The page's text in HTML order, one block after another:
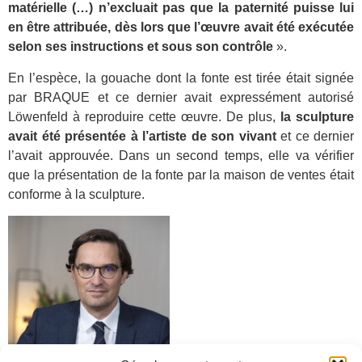
matérielle (…) n’excluait pas que la paternité puisse lui
en être attribuée, dès lors que l’œuvre avait été exécutée
selon ses instructions et sous son contrôle ».
En l’espèce, la gouache dont la fonte est tirée était signée
par BRAQUE et ce dernier avait expressément autorisé
Löwenfeld à reproduire cette œuvre. De plus,
la sculpture
avait été présentée à l’artiste de son vivantet ce dernier
l’avait approuvée. Dans un second temps, elle va vérifier
que la présentation de la fonte par la maison de ventes était
conforme à la sculpture.